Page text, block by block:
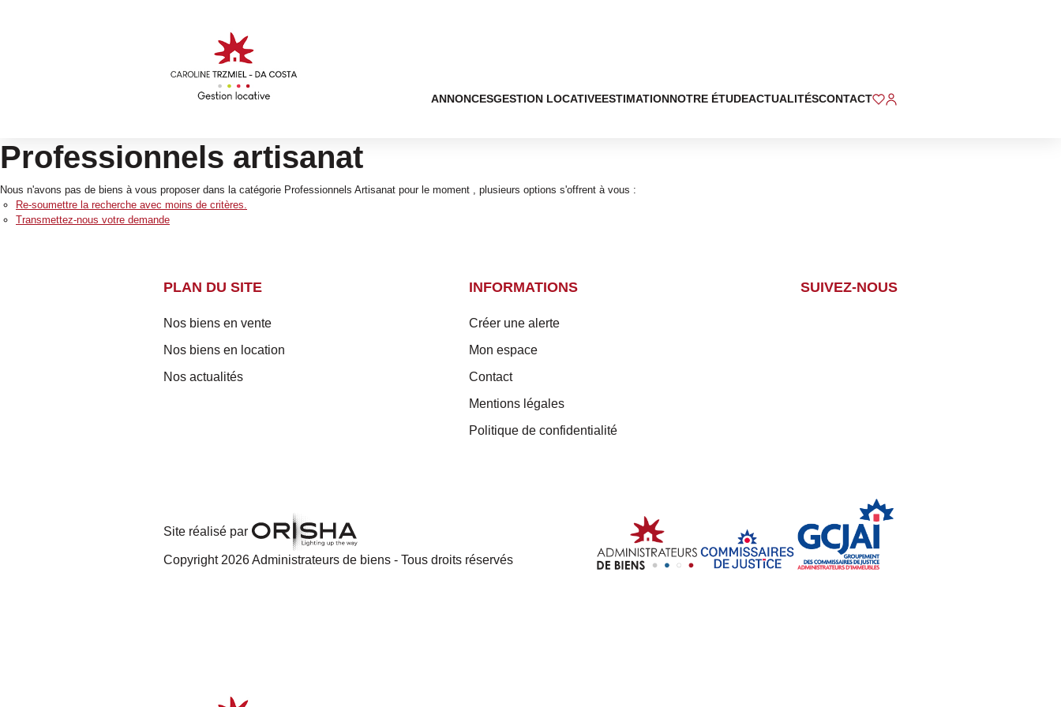
ANNONCESGESTION LOCATIVEESTIMATIONNOTRE ÉTUDEACTUALITÉSCONTACT
Professionnels artisanat
Nous n'avons pas de biens à vous proposer dans la catégorie Professionnels Artisanat pour le moment , plusieurs options s'offrent à vous :
Re-soumettre la recherche avec moins de critères.
Transmettez-nous votre demande
PLAN DU SITE
Nos biens en vente
Nos biens en location
Nos actualités
INFORMATIONS
Créer une alerte
Mon espace
Contact
Mentions légales
Politique de confidentialité
SUIVEZ-NOUS
Site réalisé par
Copyright 2026 Administrateurs de biens - Tous droits réservés